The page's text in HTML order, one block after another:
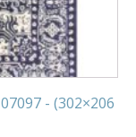
- (302×206